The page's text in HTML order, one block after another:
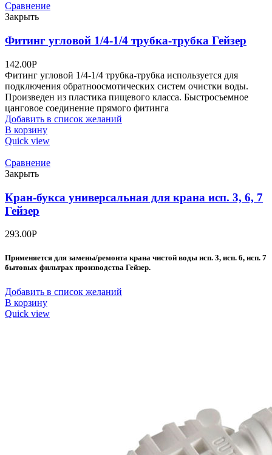
Сравнение
Закрыть
Фитинг угловой 1/4-1/4 трубка-трубка Гейзер
142.00Р
Фитинг угловой 1/4-1/4 трубка-трубка используется для
подключения обратноосмотических систем очистки воды.
Произведен из пластика пищевого класса. Быстросъемное
цанговое соединение прямого фитинга
Добавить в список желаний
В корзину
Quick view
Сравнение
Закрыть
Кран-букса универсальная для крана исп. 3, 6, 7
Гейзер
293.00Р
Применяется для замены/ремонта крана чистой воды исп. 3, исп. 6, исп. 7
бытовых фильтрах производства Гейзер.
Добавить в список желаний
В корзину
Quick view